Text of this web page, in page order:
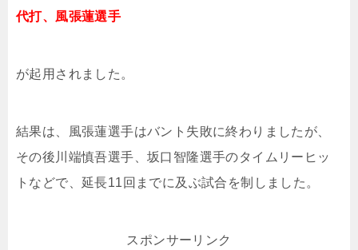
代打、風張蓮選手
が起用されました。
結果は、風張蓮選手はバント失敗に終わりましたが、
その後川端慎吾選手、坂口智隆選手のタイムリーヒッ
トなどで、延長11回までに及ぶ試合を制しました。
スポンサーリンク